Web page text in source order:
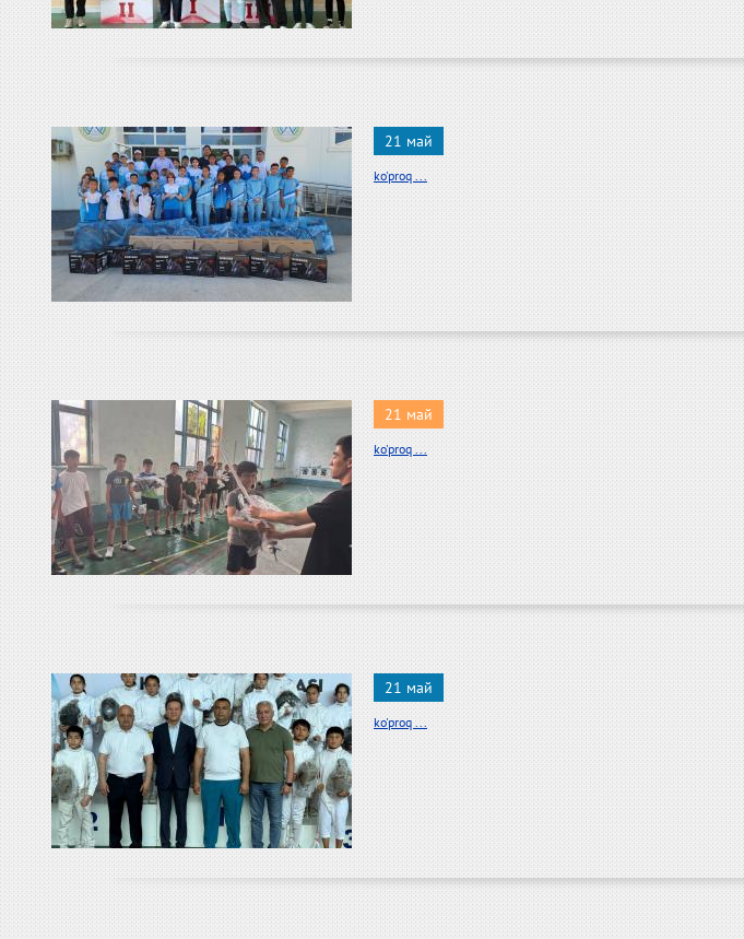
21 май
ko'proq ...
21 май
ko'proq ...
21 май
ko'proq ...